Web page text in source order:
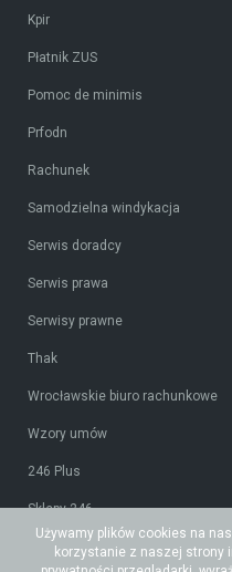
Kpir
Płatnik ZUS
Pomoc de minimis
Prfodn
Rachunek
Samodzielna windykacja
Serwis doradcy
Serwis prawa
Serwisy prawne
Thak
Wrocławskie biuro rachunkowe
Wzory umów
246 Plus
Sklepy 246
Tidy CRM
Używamy plików cookies na
korzystanie z naszej strony